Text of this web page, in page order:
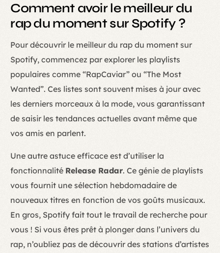
Comment avoir le meilleur du
rap du moment sur Spotify ?
Pour découvrir le meilleur du rap du moment sur
Spotify, commencez par explorer les playlists
populaires comme “RapCaviar” ou “The Most
Wanted”. Ces listes sont souvent mises à jour avec
les derniers morceaux à la mode, vous garantissant
de saisir les tendances actuelles avant même que
vos amis en parlent.
Une autre astuce efficace est d’utiliser la
fonctionnalité Release Radar. Ce génie de playlists
vous fournit une sélection hebdomadaire de
nouveaux titres en fonction de vos goûts musicaux.
En gros, Spotify fait tout le travail de recherche pour
vous ! Si vous êtes prêt à plonger dans l’univers du
rap, n’oubliez pas de découvrir des stations d’artistes